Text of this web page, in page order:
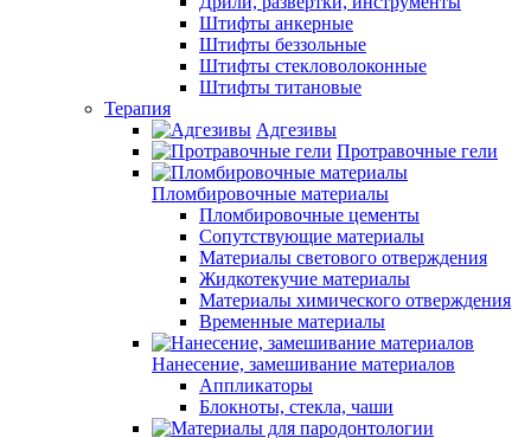
Штифты анкерные
Штифты беззольные
Штифты стекловолоконные
Штифты титановые
Терапия
Адгезивы
Протравочные гели
Пломбировочные материалы
Пломбировочные цементы
Сопутствующие материалы
Материалы светового отверждения
Жидкотекучие материалы
Материалы химического отверждения
Временные материалы
Нанесение, замешивание материалов
Аппликаторы
Блокноты, стекла, чаши